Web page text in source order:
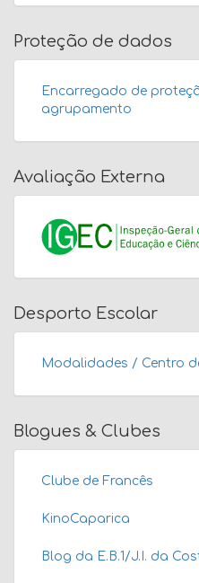
Proteção de dados
Encarregado de
agrupamento
Avaliação Externa
Desporto Escolar
Modalidades / Centro
Blogues & Clubes
Clube de Francês
KinoCaparica
Blog da E.B.1/J.I. da